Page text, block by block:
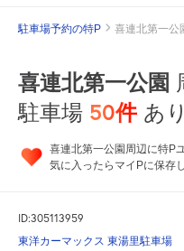
駐車場予約の特P 喜連北第一公
喜連北第一公園
駐車場 50件 あ
喜連北第一公園周辺に特P
気に入ったらマイPに保存
ID:305113959
東洋カーマックス 東湯里駐車場